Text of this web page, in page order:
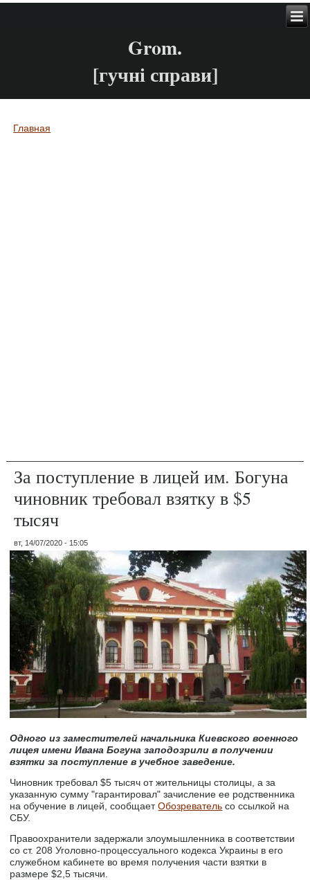
Grom.
[гучні справи]
Вы здесь
Главная
За поступление в лицей им. Богуна
чиновник требовал взятку в $5
тысяч
вт, 14/07/2020 - 15:05
Одного из заместителей начальника Киевского военного
лицея имени Ивана Богуна заподозрили в получении
взятки за поступление в учебное заведение.
Чиновник требовал $5 тысяч от жительницы столицы, а за
указанную сумму "гарантировал" зачисление ее родственника
на обучение в лицей, сообщаетОбозреватель со ссылкой на
СБУ.
Правоохранители задержали злоумышленника в соответствии
со ст. 208 Уголовно-процессуального кодекса Украины в его
служебном кабинете во время получения части взятки в
размере $2,5 тысячи.